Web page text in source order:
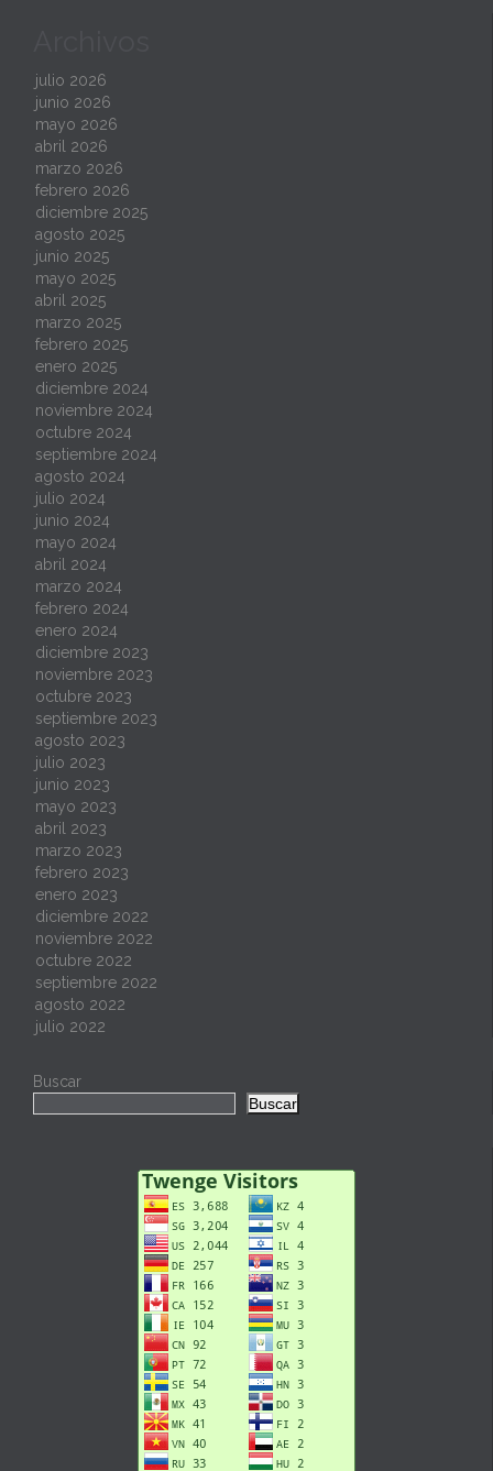
julio 2026
junio 2026
mayo 2026
abril 2026
marzo 2026
febrero 2026
diciembre 2025
agosto 2025
junio 2025
mayo 2025
abril 2025
marzo 2025
febrero 2025
enero 2025
diciembre 2024
noviembre 2024
octubre 2024
septiembre 2024
agosto 2024
julio 2024
junio 2024
mayo 2024
abril 2024
marzo 2024
febrero 2024
enero 2024
diciembre 2023
noviembre 2023
octubre 2023
septiembre 2023
agosto 2023
julio 2023
junio 2023
mayo 2023
abril 2023
marzo 2023
febrero 2023
enero 2023
diciembre 2022
noviembre 2022
octubre 2022
septiembre 2022
agosto 2022
julio 2022
Buscar
Buscar